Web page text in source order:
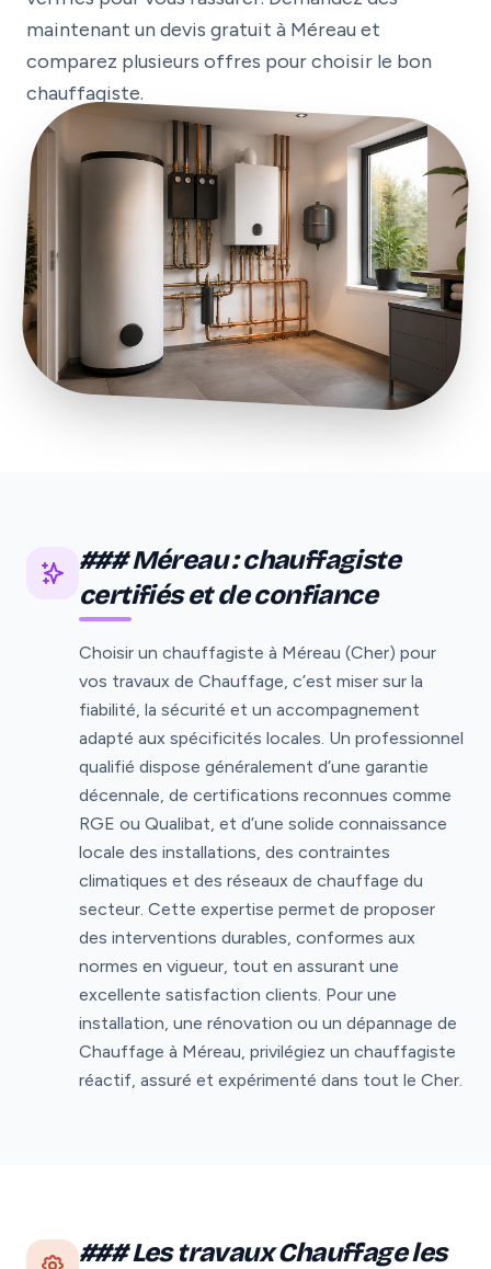
maintenant un devis gratuit à Méreau et
comparez plusieurs offres pour choisir le bon
chauffagiste.
### Méreau : chauffagiste
certifiés et de confiance
Choisir un chauffagiste à Méreau (Cher) pour
vos travaux de Chauffage, c’est miser sur la
fiabilité, la sécurité et un accompagnement
adapté aux spécificités locales. Un professionnel
qualifié dispose généralement d’une garantie
décennale, de certifications reconnues comme
RGE ou Qualibat, et d’une solide connaissance
locale des installations, des contraintes
climatiques et des réseaux de chauffage du
secteur. Cette expertise permet de proposer
des interventions durables, conformes aux
normes en vigueur, tout en assurant une
excellente satisfaction clients. Pour une
installation, une rénovation ou un dépannage de
Chauffage à Méreau, privilégiez un chauffagiste
réactif, assuré et expérimenté dans tout le Cher.
### Les travaux Chauffage les